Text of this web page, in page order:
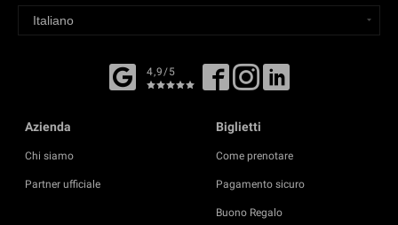
4,9/5
Azienda
Chi siamo
Partner ufficiale
Biglietti
Come prenotare
Pagamento sicuro
Buono Regalo